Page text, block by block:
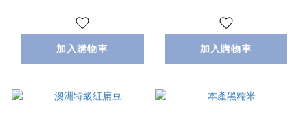
加入購物車 加入購物車